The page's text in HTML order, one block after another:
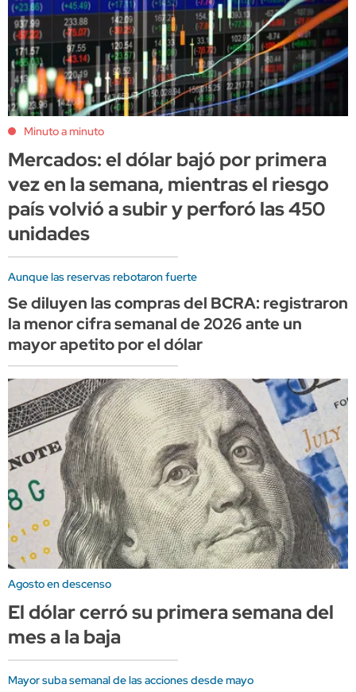
Minuto a minuto
Mercados: el dólar bajó por primera
vez en la semana, mientras el riesgo
país volvió a subir y perforó las 450
unidades
Aunque las reservas rebotaron fuerte
Se diluyen las compras del BCRA: registraron
la menor cifra semanal de 2026 ante un
mayor apetito por el dólar
Agosto en descenso
El dólar cerró su primera semana del
mes a la baja
Mayor suba semanal de las acciones desde mayo